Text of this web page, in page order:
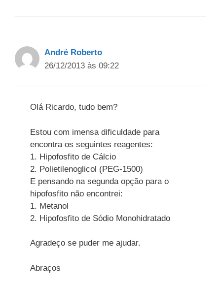
André Roberto
26/12/2013 às 09:22
Olá Ricardo, tudo bem?
Estou com imensa dificuldade para
encontra os seguintes reagentes:
1. Hipofosfito de Cálcio
2. Polietilenoglicol (PEG-1500)
E pensando na segunda opção para o
hipofosfito não encontrei:
1. Metanol
2. Hipofosfito de Sódio Monohidratado
Agradeço se puder me ajudar.
Abraços